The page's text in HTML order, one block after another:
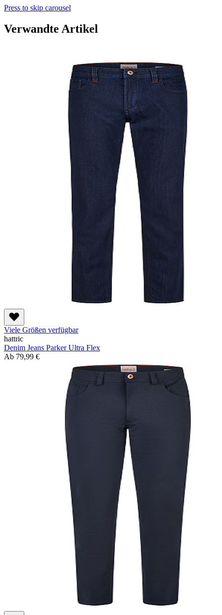
Press to skip carousel
Verwandte Artikel
Viele Größen verfügbar
hattric
Denim Jeans Parker Ultra Flex
Ab 79,99 €